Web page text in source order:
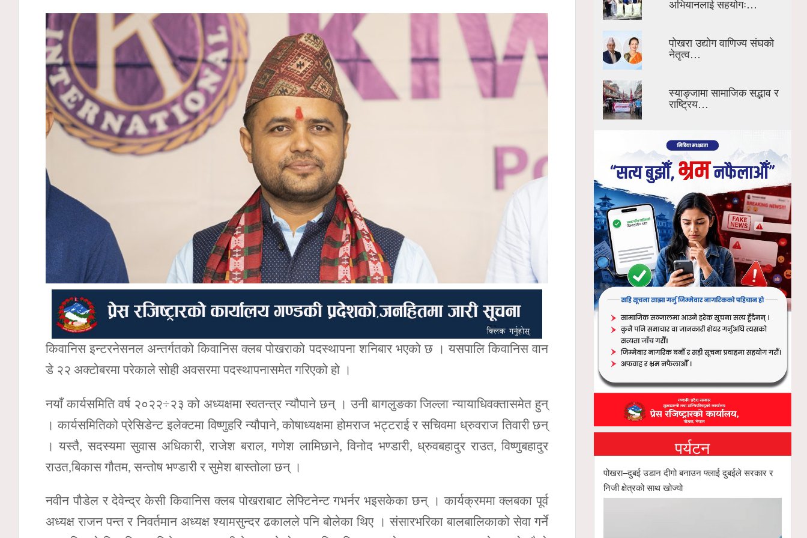
किवानिस इन्टरनेसनल अन्तर्गतको किवानिस क्लब पोखराको पदस्थापना शनिबार भएको छ । यसपालि किवानिस वान
डे २२ अक्टोबरमा परेकाले सोही अवसरमा पदस्थापनासमेत गरिएको हो ।
नयाँ कार्यसमिति वर्ष २०२२÷२३ को अध्यक्षमा स्वतन्त्र न्यौपाने छन् । उनी बागलुङका जिल्ला न्यायाधिवक्तासमेत हुन्
। कार्यसमितिको प्रेसिडेन्ट इलेक्टमा विष्णुहरि न्यौपाने, कोषाध्यक्षमा होमराज भट्टराई र सचिवमा ध्रुवराज तिवारी छन्
। यस्तै, सदस्यमा सुवास अधिकारी, राजेश बराल, गणेश लामिछाने, विनोद भण्डारी, ध्रुवबहादुर राउत, विष्णुबहादुर
राउत,बिकास गौतम, सन्तोष भण्डारी र सुमेश बास्तोला छन् ।
नवीन पौडेल र देवेन्द्र केसी किवानिस क्लब पोखराबाट लेफ्टिनेन्ट गभर्नर भइसकेका छन् । कार्यक्रममा क्लबका पूर्व
अध्यक्ष राजन पन्त र निवर्तमान अध्यक्ष श्यामसुन्दर ढकालले पनि बोलेका थिए । संसारभरिका बालबालिकाको सेवा गर्ने
अभियानलाई सहयोगः…
पोखरा उद्योग वाणिज्य संघको
नेतृत्व…
स्याङ्जामा सामाजिक सद्भाव र
राष्ट्रिय…
पर्यटन
पोखरा–दुबई उडान दीगो बनाउन फ्लाई दुबईले सरकार र
निजी क्षेत्रको साथ खोज्यो